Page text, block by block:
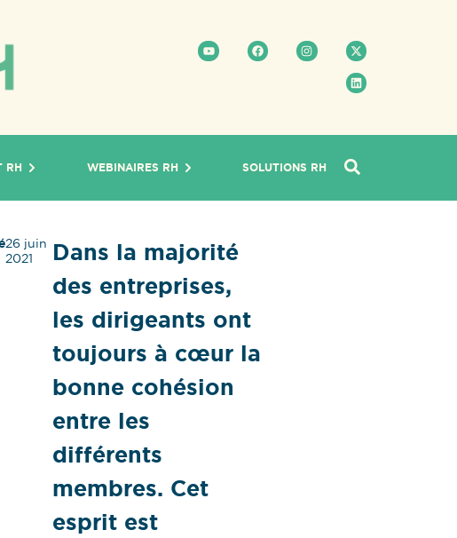
RH WEBINAIRES RH SOLUTIONS RH
26 juin
2021
Dans la majorité
des entreprises,
les dirigeants ont
toujours à cœur la
bonne cohésion
entre les
différents
membres. Cet
esprit est